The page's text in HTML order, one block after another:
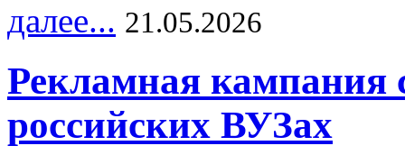
далее... 21.05.2026
Рекламная кампания
российских ВУЗах